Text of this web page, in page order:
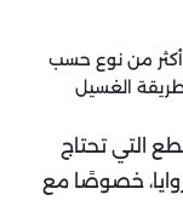
من نوع حسب
الغسيل
التي تحتاج
خصوصًا مع